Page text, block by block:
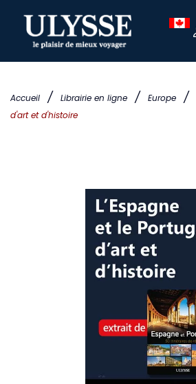
Accueil / Librairie en ligne / Europe /
d'art et d'histoire